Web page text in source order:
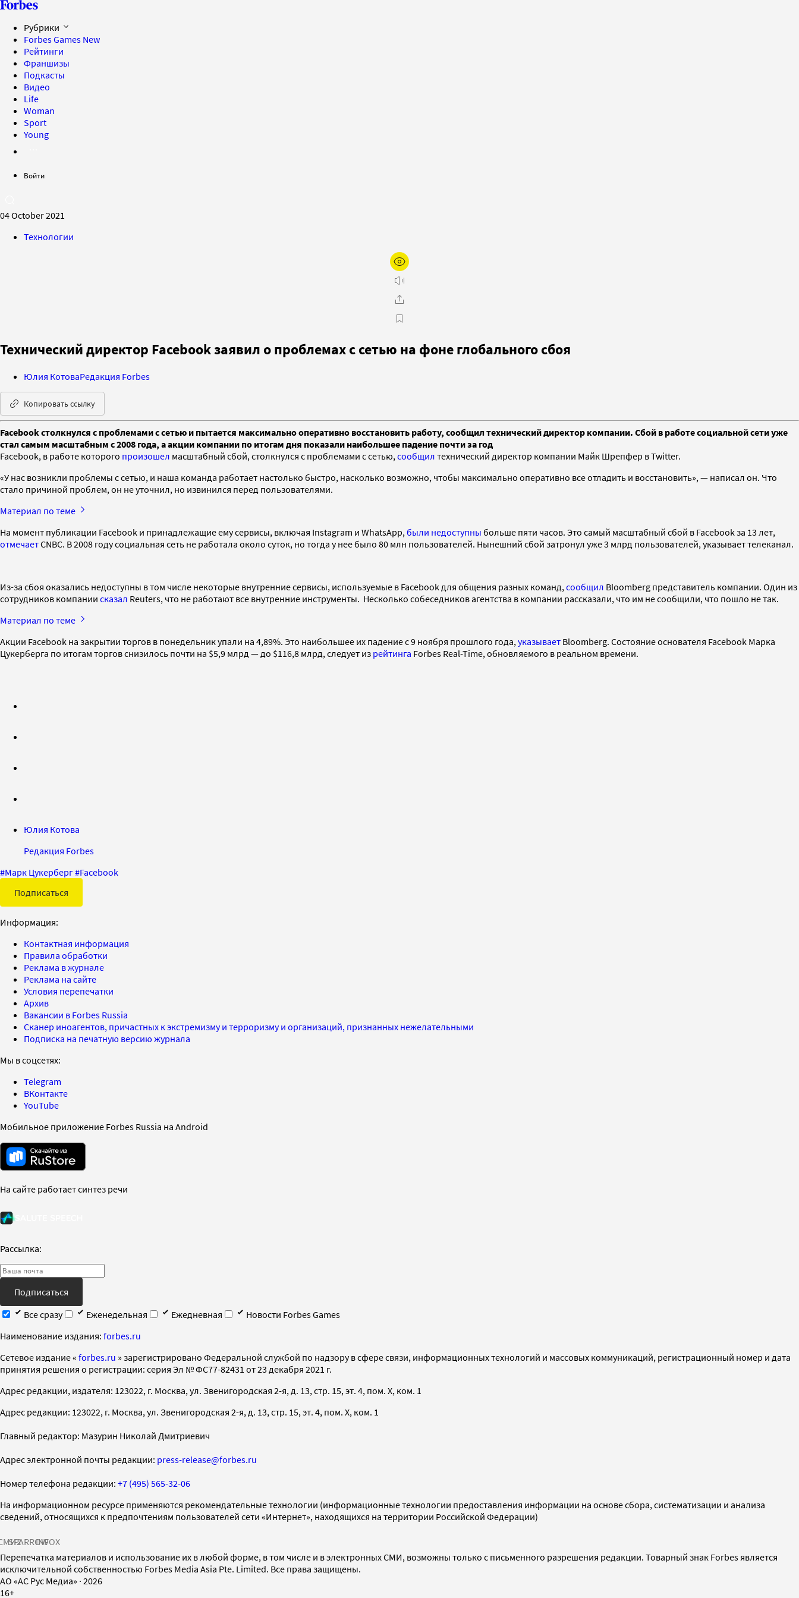
Рубрики
Forbes Games New
Рейтинги
Франшизы
Подкасты
Видео
Life
Woman
Sport
Young
Войти
04 October 2021
Технологии
Технический директор Facebook заявил о проблемах с сетью на фоне глобального сбоя
Юлия КотоваРедакция Forbes
Копировать ссылку
Facebook столкнулся с проблемами с сетью и пытается максимально оперативно восстановить работу, сообщил технический директор компании. Сбой в работе социальной сети уже
стал самым масштабным с 2008 года, а акции компании по итогам дня показали наибольшее падение почти за год
Facebook, в работе которого произошел масштабный сбой, столкнулся с проблемами с сетью, сообщил технический директор компании Майк Шрепфер в Twitter.
«У нас возникли проблемы с сетью, и наша команда работает настолько быстро, насколько возможно, чтобы максимально оперативно все отладить и восстановить», — написал он. Что
стало причиной проблем, он не уточнил, но извинился перед пользователями.
Материал по теме
На момент публикации Facebook и принадлежащие ему сервисы, включая Instagram и WhatsApp, были недоступны больше пяти часов. Это самый масштабный сбой в Facebook за 13 лет,
отмечаетCNBC. В 2008 году социальная сеть не работала около суток, но тогда у нее было 80 млн пользователей. Нынешний сбой затронул уже 3 млрд пользователей, указывает телеканал.
Из-за сбоя оказались недоступны в том числе некоторые внутренние сервисы, используемые в Facebook для общения разных команд, сообщил Bloomberg представитель компании. Один из
сотрудников компании сказал Reuters, что не работают все внутренние инструменты. Несколько собеседников агентства в компании рассказали, что им не сообщили, что пошло не так.
Материал по теме
Акции Facebook на закрытии торгов в понедельник упали на 4,89%. Это наибольшее их падение с 9 ноября прошлого года, указывает Bloomberg. Состояние основателя Facebook Марка
Цукерберга по итогам торгов снизилось почти на $5,9 млрд — до $116,8 млрд, следует из рейтинга Forbes Real-Time, обновляемого в реальном времени.
Юлия Котова
Редакция Forbes
#Марк Цукерберг#Facebook
Подписаться
Информация:
Контактная информация
Правила обработки
Реклама в журнале
Реклама на сайте
Условия перепечатки
Архив
Вакансии в Forbes Russia
Сканер иноагентов, причастных к экстремизму и терроризму и организаций, признанных нежелательными
Подписка на печатную версию журнала
Мы в соцсетях:
Telegram
ВКонтакте
YouTube
Мобильное приложение Forbes Russia на Android
На сайте работает синтез речи
Рассылка:
Подписаться
Все сразу
Еженедельная Ежедневная
Новости Forbes Games
Наименование издания: forbes.ru
Cетевое издание « forbes.ru » зарегистрировано Федеральной службой по надзору в сфере связи, информационных технологий и массовых коммуникаций, регистрационный номер и дата
принятия решения о регистрации: серия Эл № ФС77-82431 от 23 декабря 2021 г.
Адрес редакции, издателя: 123022, г. Москва, ул. Звенигородская 2-я, д. 13, стр. 15, эт. 4, пом. X, ком. 1
Адрес редакции: 123022, г. Москва, ул. Звенигородская 2-я, д. 13, стр. 15, эт. 4, пом. X, ком. 1
Главный редактор: Мазурин Николай Дмитриевич
Адрес электронной почты редакции: press-release@forbes.ru
Номер телефона редакции: +7 (495) 565-32-06
На информационном ресурсе применяются рекомендательные технологии (информационные технологии предоставления информации на основе сбора, систематизации и анализа
сведений, относящихся к предпочтениям пользователей сети «Интернет», находящихся на территории Российской Федерации)
SPARROWINFOX
Перепечатка материалов и использование их в любой форме, в том числе и в электронных СМИ, возможны только с письменного разрешения редакции. Товарный знак Forbes является
исключительной собственностью Forbes Media Asia Pte. Limited. Все права защищены.
AO «АС Рус Медиа» · 2026
16+